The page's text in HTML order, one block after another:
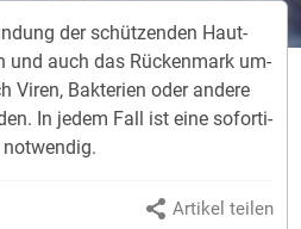
der schüt­zen­den Haut­
und auch das Rü­cken­mark um­
Vi­ren, Bak­te­ri­en oder an­de­re
In je­dem Fall ist ei­ne so­forti­
Artikel teilen